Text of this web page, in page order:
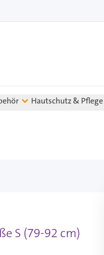
Hautschutz & Pflege
S (79-92 cm)